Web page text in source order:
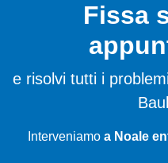
Fissa
e risolvi tutti i
Interveniamo a Noale